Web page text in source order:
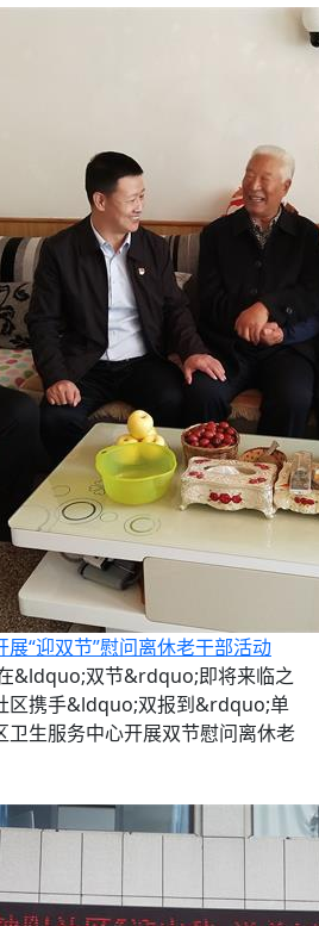
“迎双节”慰问离休老干部活动
在&ldquo;双节&rdquo;即将来临之
区携手&ldquo;双报到&rdquo;单
卫生服务中心开展双节慰问离休老